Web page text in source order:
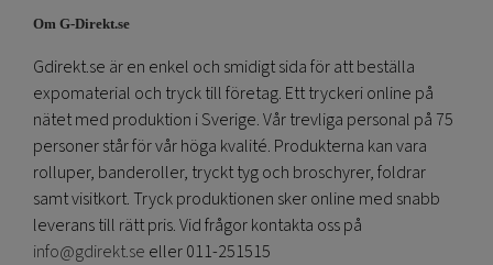
Om G-Direkt.se
Gdirekt.se är en enkel och smidigt sida för att beställa
expomaterial och tryck till företag. Ett tryckeri online på
nätet med produktion i Sverige. Vår trevliga personal på 75
personer står för vår höga kvalité. Produkterna kan vara
rolluper, banderoller, tryckt tyg och broschyrer, foldrar
samt visitkort. Tryck produktionen sker online med snabb
leverans till rätt pris. Vid frågor kontakta oss på
info@gdirekt.se eller 011-251515